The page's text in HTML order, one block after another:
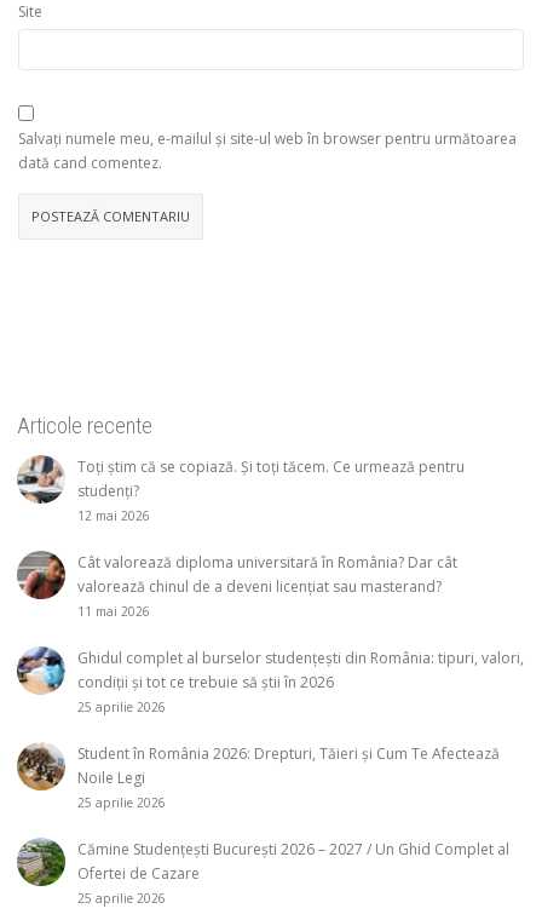
Site
Salvați numele meu, e-mailul și site-ul web în browser pentru următoarea
dată cand comentez.
Articole recente
Toți știm că se copiază. Și toți tăcem. Ce urmează pentru
studenți?
12 mai 2026
Cât valorează diploma universitară în România? Dar cât
valorează chinul de a deveni licențiat sau masterand?
11 mai 2026
Ghidul complet al burselor studențești din România: tipuri, valori,
condiții și tot ce trebuie să știi în 2026
25 aprilie 2026
Student în România 2026: Drepturi, Tăieri și Cum Te Afectează
Noile Legi
25 aprilie 2026
Cămine Studențești București 2026 – 2027 / Un Ghid Complet al
Ofertei de Cazare
25 aprilie 2026